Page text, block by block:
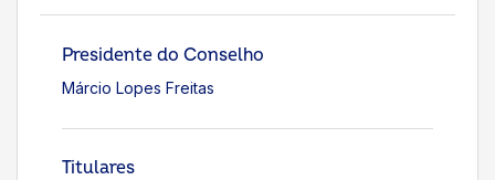
Presidente do Conselho
Márcio Lopes Freitas
Titulares